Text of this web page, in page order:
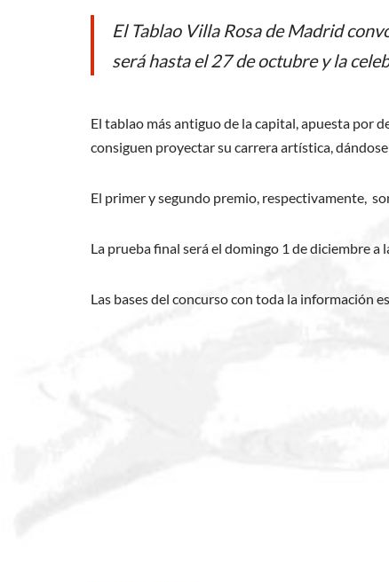
e
b
o
k
itt
er
at
s
A
p
ail
El Tablao Villa Rosa de Madrid
será hasta el 27 de octubre y la
El tablao más antiguo de la capital, apuesta por
consiguen proyectar su carrera artística,
El primer y segundo premio, respectivamente,
La prueba final será el domingo 1 de diciembre
Las bases del concurso con toda la información